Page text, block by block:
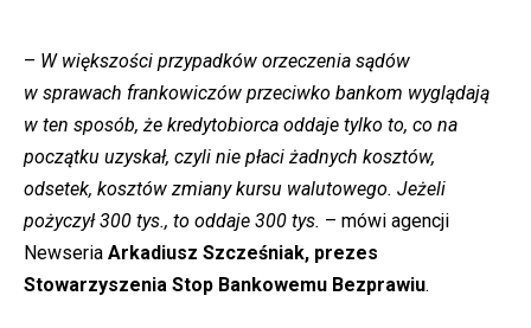
– W większości przypadków orzeczenia sądów
w sprawach frankowiczów przeciwko bankom wyglądają
w ten sposób, że kredytobiorca oddaje tylko to, co na
początku uzyskał, czyli nie płaci żadnych kosztów,
odsetek, kosztów zmiany kursu walutowego. Jeżeli
pożyczył 300 tys., to oddaje 300 tys. – mówi agencji
Newseria Arkadiusz Szcześniak, prezes
Stowarzyszenia Stop Bankowemu Bezprawiu.